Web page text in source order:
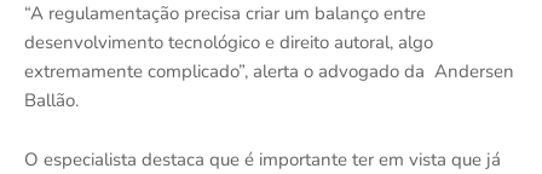
“A regulamentação precisa criar um balanço entre
desenvolvimento tecnológico e direito autoral, algo
extremamente complicado”, alerta o advogado da Andersen
Ballão.
O especialista destaca que é importante ter em vista que já